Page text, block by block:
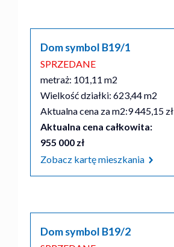
Dom symbol B19/1
SPRZEDANE
metraż: 101,11 m2
Wielkość działki: 623,44 m2
Aktualna cena za m2:9 445,15 zł
Aktualna cena całkowita:
955 000 zł
Zobacz kartę mieszkania
Dom symbol B19/2